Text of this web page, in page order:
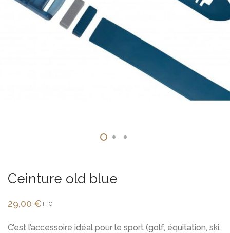
Ceinture old blue
29,00 €TTC
C’est l’accessoire idéal pour le sport (golf, équitation, ski,